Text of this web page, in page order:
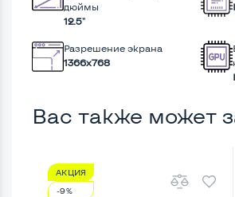
дюймы
12.5"
Разрешение экрана
1366x768
Вас также может
АКЦИЯ
-9%